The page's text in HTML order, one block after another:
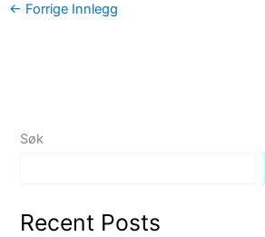
← Forrige Innlegg
Søk
Recent Posts